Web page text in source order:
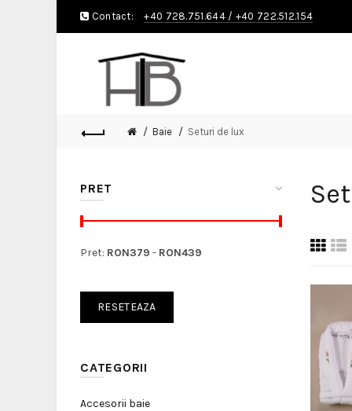
Contact: +40 728.751.644/ +40 722.512.154
Baie Seturi de lux
PRET
Pret: RON379 - RON439
CATEGORII
Accesorii baie